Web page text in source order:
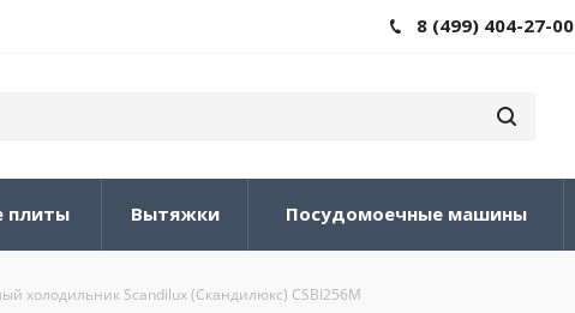
8 (499) 404-27-00
плиты Вытяжки Посудомоечные машины
холодильник Scandilux (Скандилюкс) CSBI256M